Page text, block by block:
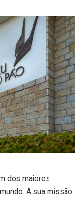
dos maiores
A sua missão